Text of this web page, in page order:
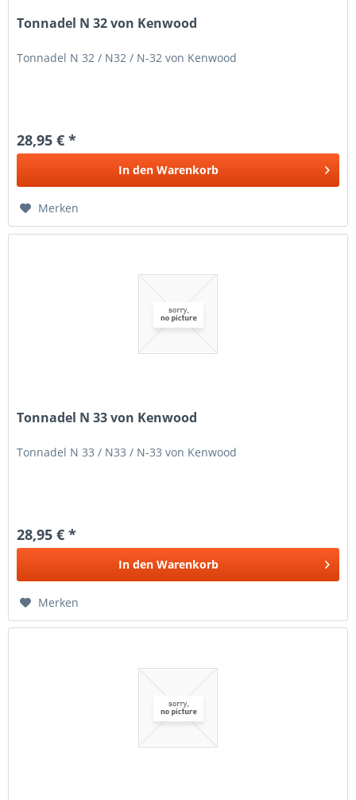
Tonnadel N 32 von Kenwood
Tonnadel N 32 / N32 / N-32 von Kenwood
28,95 € *
In den Warenkorb
Merken
Tonnadel N 33 von Kenwood
Tonnadel N 33 / N33 / N-33 von Kenwood
28,95 € *
In den Warenkorb
Merken